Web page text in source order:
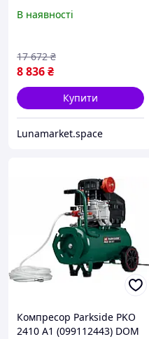
Компресор повітряний
В наявності
8 836₴
17 672 ₴
Купити
Lunamarket.space
Компресор Parkside PKO
2410 A1 (099112443) DOM